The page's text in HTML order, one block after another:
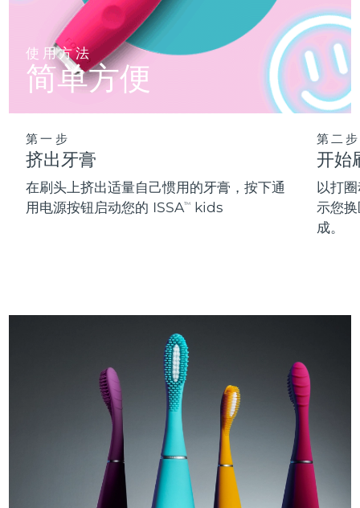
使用方法
简单方便
第一步
挤出牙膏
在刷头上挤出适量自己惯用的牙膏，按下通
用电源按钮启动您的 ISSATM kids
第二步
开始
以打
示您
成。